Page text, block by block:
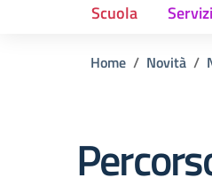
Scuola Servizi
Home Novità